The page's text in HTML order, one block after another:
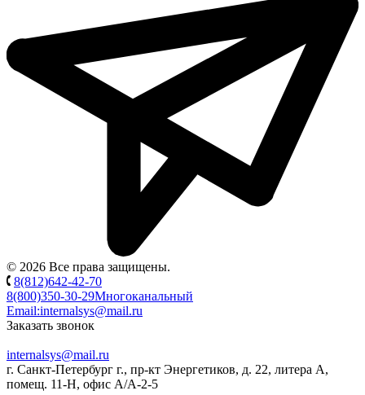
© 2026 Все права защищены.
8(812)642-42-70
8(800)350-30-29Многоканальный
Email:internalsys@mail.ru
Заказать звонок
internalsys@mail.ru
г. Санкт-Петербург г., пр-кт Энергетиков, д. 22, литера А,
помещ. 11-Н, офис А/А-2-5